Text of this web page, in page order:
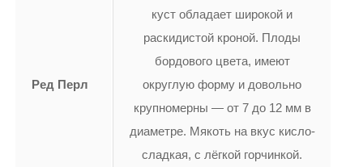
Ред Перл
куст обладает широкой и
раскидистой кроной. Плоды
бордового цвета, имеют
округлую форму и довольно
крупномерны — от 7 до 12 мм в
диаметре. Мякоть на вкус кисло-
сладкая, с лёгкой горчинкой.